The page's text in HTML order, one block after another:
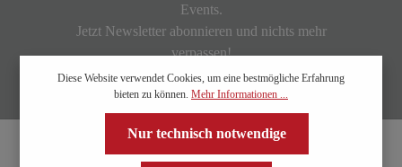
Events.
Jetzt Newsletter abonnieren und nichts mehr
verpassen!
Diese Website verwendet Cookies, um eine bestmögliche Erfahrung
bieten zu können. Mehr Informationen ...
Nur technisch notwendige